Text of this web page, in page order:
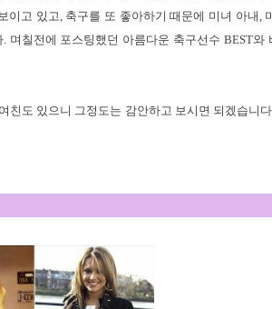
고 있고, 축구를 또 좋아하기 때문에 미녀 아내,
칠전에 포스팅했던 아름다운 축구선수 BEST와
친도 있으니 그정도는 감안하고 보시면 되겠습니